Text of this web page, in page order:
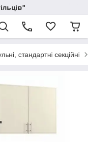
стандартні секційні